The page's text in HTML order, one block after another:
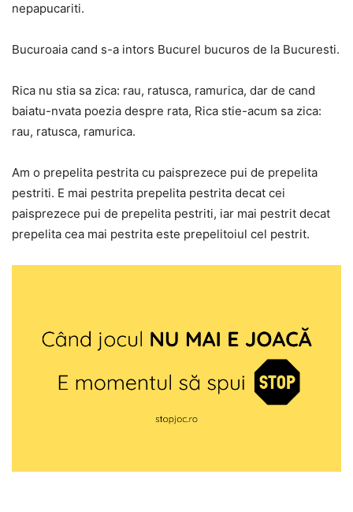
nepapucariti.
Bucuroaia cand s-a intors Bucurel bucuros de la Bucuresti.
Rica nu stia sa zica: rau, ratusca, ramurica, dar de cand
baiatu-nvata poezia despre rata, Rica stie-acum sa zica:
rau, ratusca, ramurica.
Am o prepelita pestrita cu paisprezece pui de prepelita
pestriti. E mai pestrita prepelita pestrita decat cei
paisprezece pui de prepelita pestriti, iar mai pestrit decat
prepelita cea mai pestrita este prepelitoiul cel pestrit.